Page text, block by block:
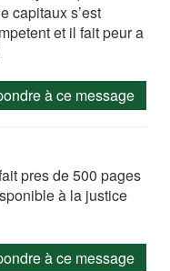
capitaux s’est
et il fait peur a
à ce message
pres de 500 pages
à la justice
à ce message